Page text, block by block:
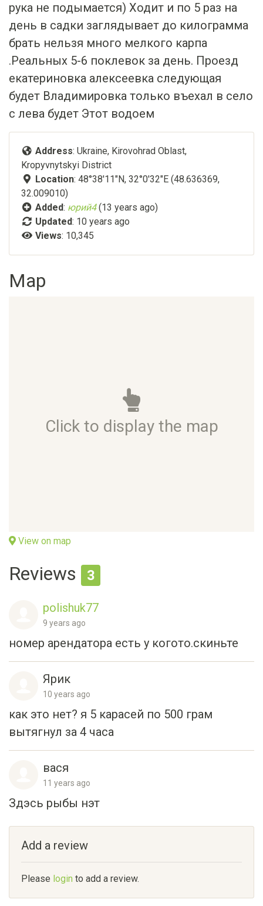
рука не подымается) Ходит и по 5 раз на
день в садки заглядывает до килограмма
брать нельзя много мелкого карпа
.Реальных 5-6 поклевок за день. Проезд
екатериновка алексеевка следующая
будет Владимировка только въехал в село
с лева будет Этот водоем
Address: Ukraine, Kirovohrad Oblast,
Kropyvnytskyi District
Location: 48°38'11"N, 32°0'32"E (48.636369,
32.009010)
Added: юрий4 (13 years ago)
Updated: 10 years ago
Views: 10,345
Map
Click to display the map
View on map
Reviews 3
polishuk77
9 years ago
номер арендатора есть у когото.скиньте
Ярик
10 years ago
как это нет? я 5 карасей по 500 грам
вытягнул за 4 часа
вася
11 years ago
Здэсь рыбы нэт
Add a review
Please login to add a review.